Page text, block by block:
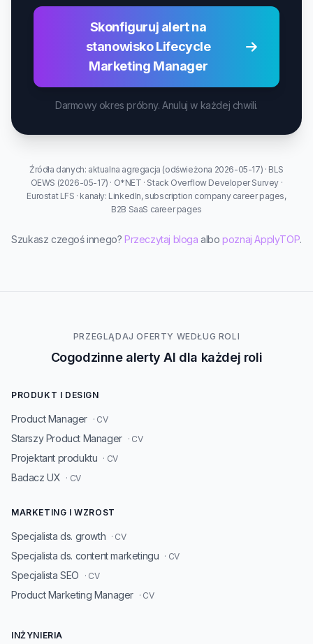
Skonfiguruj alert na
stanowisko Lifecycle
Marketing Manager
Darmowy okres próbny. Anuluj w każdej chwili.
Źródła danych: aktualna agregacja (odświeżona 2026-05-17) · BLS
OEWS (2026-05-17) · O*NET · Stack Overflow Developer Survey ·
Eurostat LFS · kanały: LinkedIn, subscription company career pages,
B2B SaaS career pages
Szukasz czegoś innego? Przeczytaj bloga albopoznaj ApplyTOP.
PRZEGLĄDAJ OFERTY WEDŁUG ROLI
Cogodzinne alerty AI dla każdej roli
PRODUKT I DESIGN
Product Manager · CV
Starszy Product Manager · CV
Projektant produktu · CV
Badacz UX · CV
MARKETING I WZROST
Specjalista ds. growth · CV
Specjalista ds. content marketingu · CV
Specjalista SEO · CV
Product Marketing Manager · CV
INŻYNIERIA